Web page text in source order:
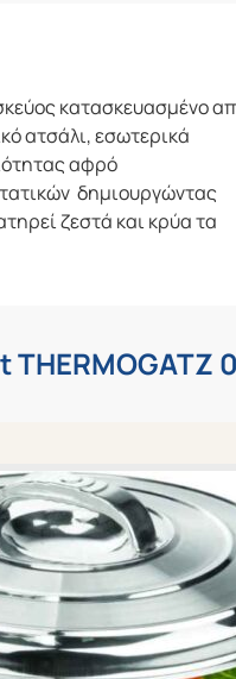
κατασκευασμένο
ατσάλι, εσωτερικά
αφρό
δημιουργώντας
ζεστά και κρύα τα